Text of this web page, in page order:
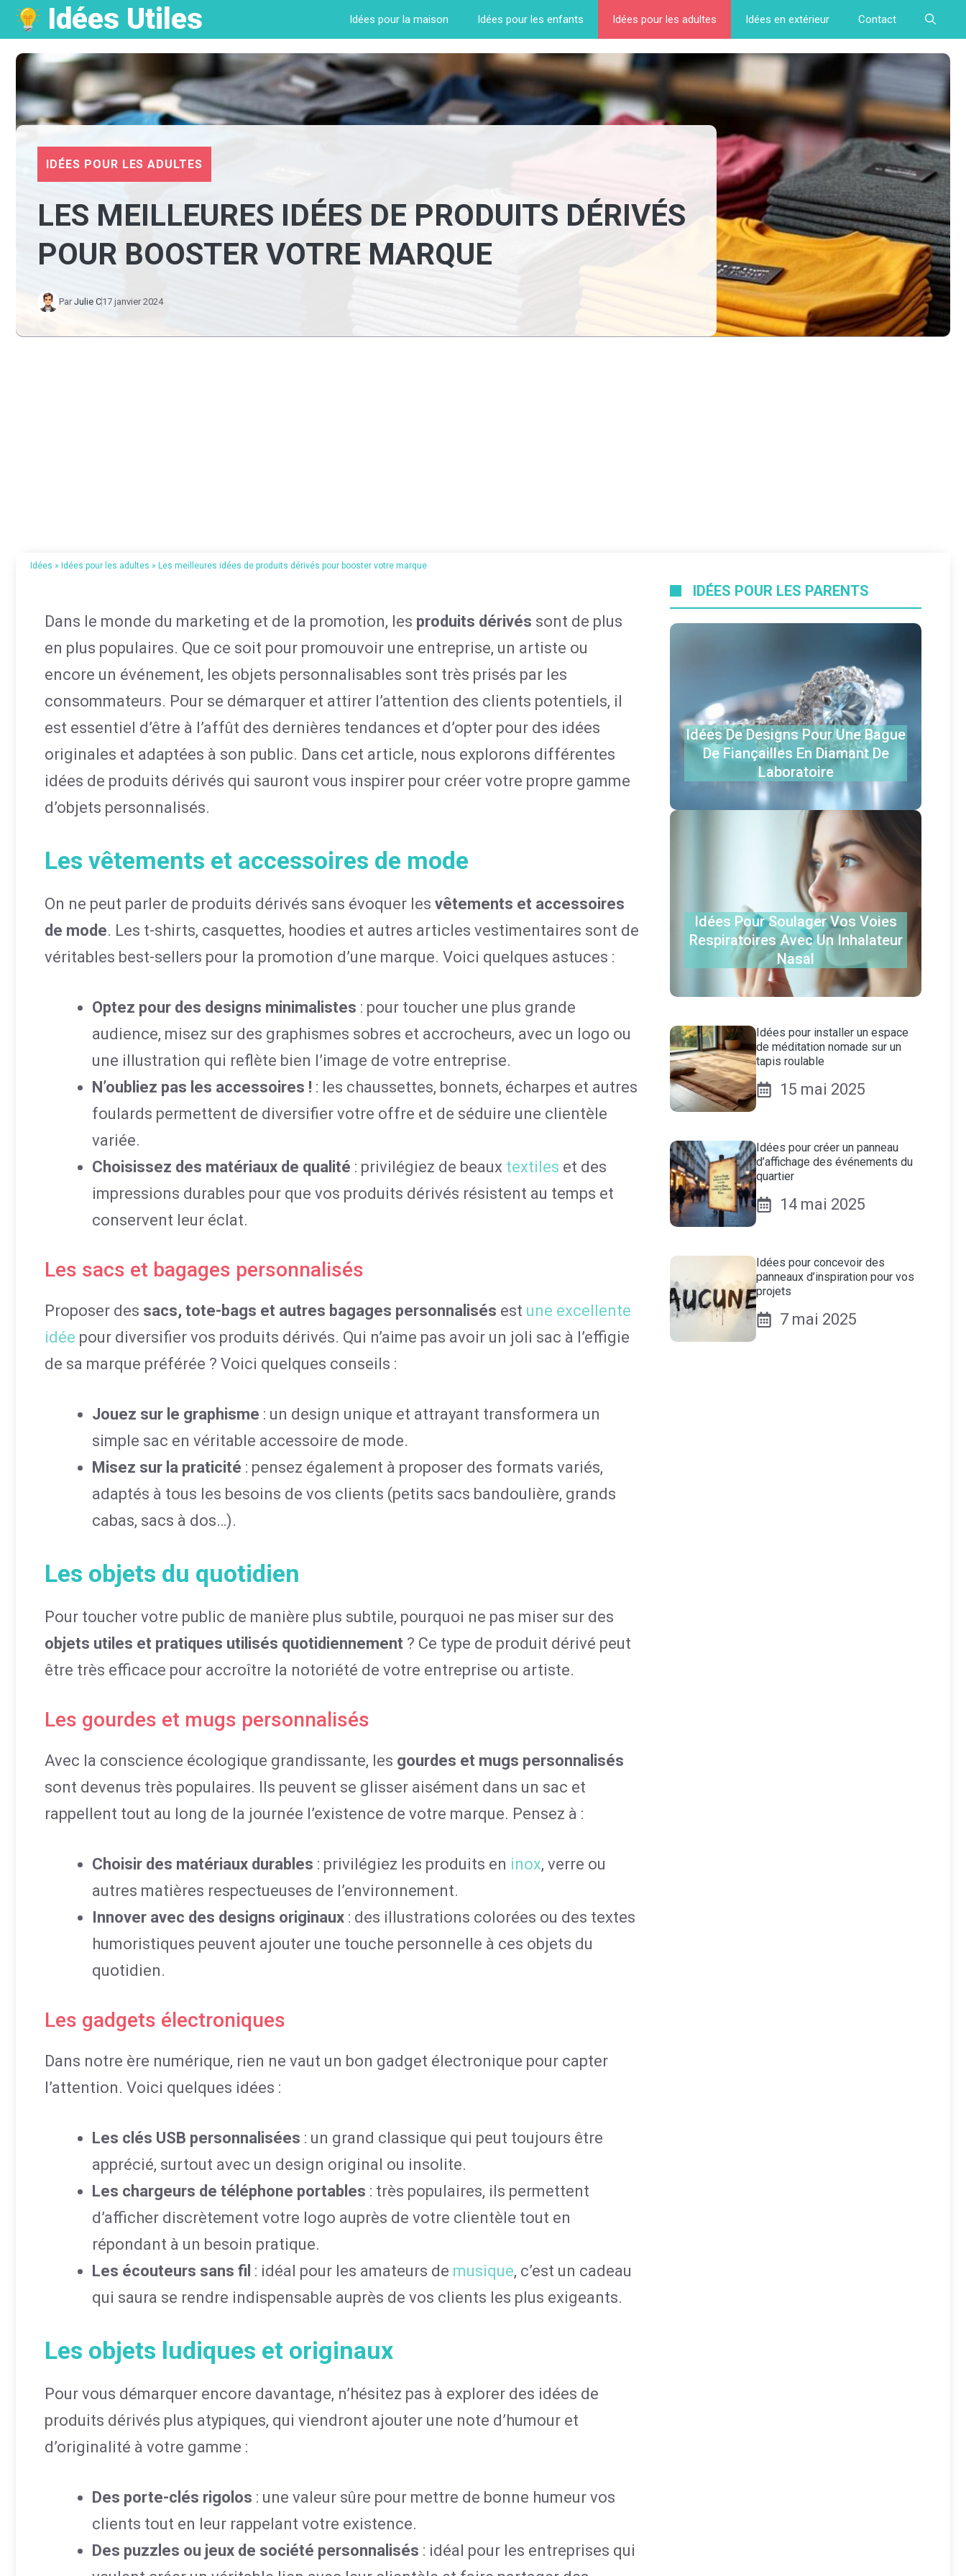
Aller
au
contenu
Idées Utiles Idées pour la maison Idées pour les enfants Idées pour les adultes Idées en extérieur Contact
IDÉES POUR LES ADULTES
LES MEILLEURES IDÉES DE PRODUITS DÉRIVÉS
POUR BOOSTER VOTRE MARQUE
ParJulie C17 janvier 2024
Idées » Idées pour les adultes » Les meilleures idées de produits dérivés pour booster votre marque
Dans le monde du marketing et de la promotion, les produits dérivés sont de plus
en plus populaires. Que ce soit pour promouvoir une entreprise, un artiste ou
encore un événement, les objets personnalisables sont très prisés par les
consommateurs. Pour se démarquer et attirer l’attention des clients potentiels, il
est essentiel d’être à l’affût des dernières tendances et d’opter pour des idées
originales et adaptées à son public. Dans cet article, nous explorons différentes
idées de produits dérivés qui sauront vous inspirer pour créer votre propre gamme
d’objets personnalisés.
Les vêtements et accessoires de mode
On ne peut parler de produits dérivés sans évoquer les vêtements et accessoires
de mode. Les t-shirts, casquettes, hoodies et autres articles vestimentaires sont de
véritables best-sellers pour la promotion d’une marque. Voici quelques astuces :
Optez pour des designs minimalistes : pour toucher une plus grande
audience, misez sur des graphismes sobres et accrocheurs, avec un logo ou
une illustration qui reflète bien l’image de votre entreprise.
N’oubliez pas les accessoires ! : les chaussettes, bonnets, écharpes et autres
foulards permettent de diversifier votre offre et de séduire une clientèle
variée.
Choisissez des matériaux de qualité : privilégiez de beaux textiles et des
impressions durables pour que vos produits dérivés résistent au temps et
conservent leur éclat.
Les sacs et bagages personnalisés
Proposer des sacs, tote-bags et autres bagages personnalisés est une excellente
idée pour diversifier vos produits dérivés. Qui n’aime pas avoir un joli sac à l’effigie
de sa marque préférée ? Voici quelques conseils :
Jouez sur le graphisme : un design unique et attrayant transformera un
simple sac en véritable accessoire de mode.
Misez sur la praticité : pensez également à proposer des formats variés,
adaptés à tous les besoins de vos clients (petits sacs bandoulière, grands
cabas, sacs à dos…).
Les objets du quotidien
Pour toucher votre public de manière plus subtile, pourquoi ne pas miser sur des
objets utiles et pratiques utilisés quotidiennement ? Ce type de produit dérivé peut
être très efficace pour accroître la notoriété de votre entreprise ou artiste.
Les gourdes et mugs personnalisés
Avec la conscience écologique grandissante, les gourdes et mugs personnalisés
sont devenus très populaires. Ils peuvent se glisser aisément dans un sac et
rappellent tout au long de la journée l’existence de votre marque. Pensez à :
Choisir des matériaux durables : privilégiez les produits en inox, verre ou
autres matières respectueuses de l’environnement.
Innover avec des designs originaux : des illustrations colorées ou des textes
humoristiques peuvent ajouter une touche personnelle à ces objets du
quotidien.
Les gadgets électroniques
Dans notre ère numérique, rien ne vaut un bon gadget électronique pour capter
l’attention. Voici quelques idées :
Les clés USB personnalisées : un grand classique qui peut toujours être
apprécié, surtout avec un design original ou insolite.
Les chargeurs de téléphone portables : très populaires, ils permettent
d’afficher discrètement votre logo auprès de votre clientèle tout en
répondant à un besoin pratique.
Les écouteurs sans fil : idéal pour les amateurs de musique, c’est un cadeau
qui saura se rendre indispensable auprès de vos clients les plus exigeants.
Les objets ludiques et originaux
Pour vous démarquer encore davantage, n’hésitez pas à explorer des idées de
produits dérivés plus atypiques, qui viendront ajouter une note d’humour et
d’originalité à votre gamme :
Des porte-clés rigolos : une valeur sûre pour mettre de bonne humeur vos
clients tout en leur rappelant votre existence.
Des puzzles ou jeux de société personnalisés : idéal pour les entreprises qui
IDÉES POUR LES PARENTS
Idées De Designs Pour Une Bague
De Fiançailles En Diamant De
Laboratoire
Idées Pour Soulager Vos Voies
Respiratoires Avec Un Inhalateur
Nasal
Idées pour installer un espace
de méditation nomade sur un
tapis roulable
15 mai 2025
Idées pour créer un panneau
d’affichage des événements du
quartier
14 mai 2025
Idées pour concevoir des
panneaux d’inspiration pour vos
projets
7 mai 2025